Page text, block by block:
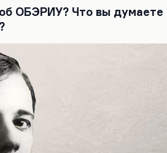
ОБЭРИУ? Что вы думаете